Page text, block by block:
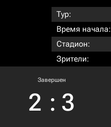
Тур:
Время начала:
Стадион:
Зрители:
Завершен
2 : 3